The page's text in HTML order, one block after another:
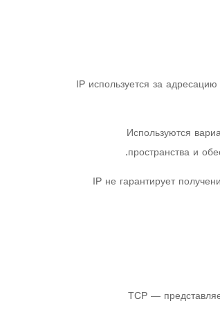
IP используется за
Используются
пространства и
IP не гарантирует
TCP —